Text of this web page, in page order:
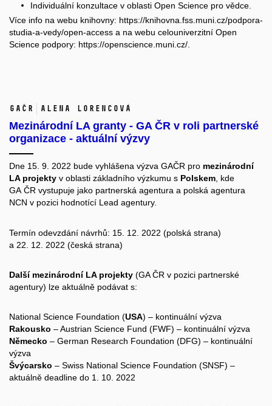
Individuální konzultace v oblasti Open Science pro vědce.
Více info na webu knihovny: https://knihovna.fss.muni.cz/podpora-
studia-a-vedy/open-access a na webu celouniverzitní Open
Science podpory: https://openscience.muni.cz/
GAČR Alena Lorencová
Mezinárodní LA granty - GA ČR v roli partnerské
organizace - aktuální výzvy
Dne 15. 9. 2022 bude vyhlášena výzva GAČR pro mezinárodní
LA projekty v oblasti základního výzkumu s Polskem, kde
GA ČR vystupuje jako partnerská agentura a polská agentura
NCN v pozici hodnotící Lead agentury.
Termín odevzdání návrhů: 15. 12. 2022 (polská strana)
a 22. 12. 2022 (česká strana)
Další mezinárodní LA projekty (GA ČR v pozici partnerské
agentury) lze aktuálně podávat s:
National Science Foundation (USA) – kontinuální výzva
Rakousko – Austrian Science Fund (FWF) – kontinuální výzva
Německo – German Research Foundation (DFG) – kontinuální
výzva
Švýcarsko – Swiss National Science Foundation (SNSF) –
aktuálně deadline do 1. 10. 2022